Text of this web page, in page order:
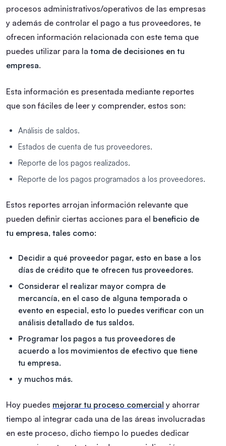
procesos administrativos/operativos de las empresas
y además de controlar el pago a tus proveedores, te
ofrecen información relacionada con este tema que
puedes utilizar para la toma de decisiones en tu
empresa.
Esta información es presentada mediante reportes
que son fáciles de leer y comprender, estos son:
Análisis de saldos.
Estados de cuenta de tus proveedores.
Reporte de los pagos realizados.
Reporte de los pagos programados a los proveedores.
Estos reportes arrojan información relevante que
pueden definir ciertas acciones para el beneficio de
tu empresa, tales como:
Decidir a qué proveedor pagar, esto en base a los
días de crédito que te ofrecen tus proveedores.
Considerar el realizar mayor compra de
mercancía, en el caso de alguna temporada o
evento en especial, esto lo puedes verificar con un
análisis detallado de tus saldos.
Programar los pagos a tus proveedores de
acuerdo a los movimientos de efectivo que tiene
tu empresa.
y muchos más.
Hoy puedes mejorar tu proceso comercial y ahorrar
tiempo al integrar cada una de las áreas involucradas
en este proceso, dicho tiempo lo puedes dedicar